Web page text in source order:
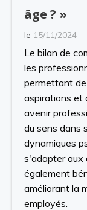
âge ? »
le 15/11/2024
Le bilan de
les
permettant de
aspirations et
avenir
du sens dans
dynamiques
s'adapter aux
également
améliorant la
employés.